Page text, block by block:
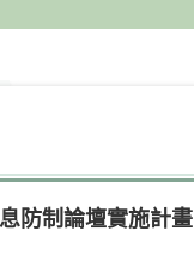
防制論壇實施計畫